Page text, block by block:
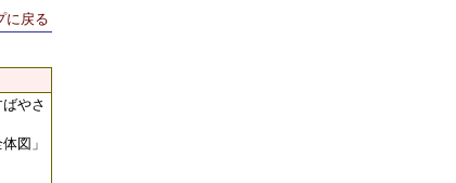
に戻る
やさ
図」